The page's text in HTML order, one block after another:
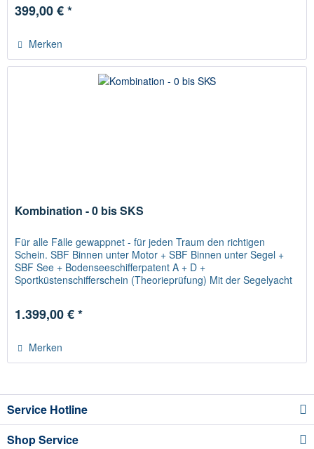
399,00 € *
Merken
Kombination - 0 bis SKS
Für alle Fälle gewappnet - für jeden Traum den richtigen
Schein. SBF Binnen unter Motor + SBF Binnen unter Segel +
SBF See + Bodenseeschifferpatent A + D +
Sportküstenschifferschein (Theorieprüfung) Mit der Segelyacht
1.399,00 € *
Merken
Service Hotline
Shop Service